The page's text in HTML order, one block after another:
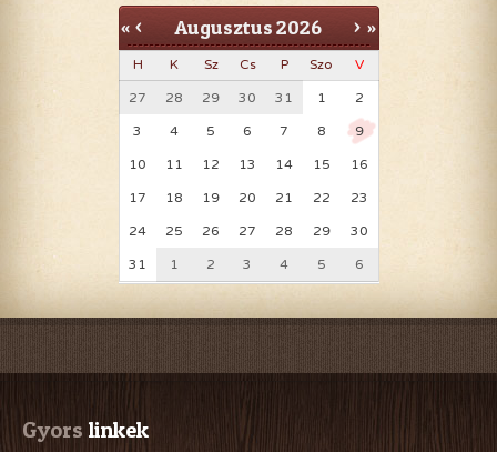
« < Augusztus2026 > »
H K Sz Cs P Szo V
27 28 29 30 31 1 2
3 4 5 6 7 8 9
10 11 12 13 14 15 16
17 18 19 20 21 22 23
24 25 26 27 28 29 30
31 1 2 3 4 5 6
Gyors linkek